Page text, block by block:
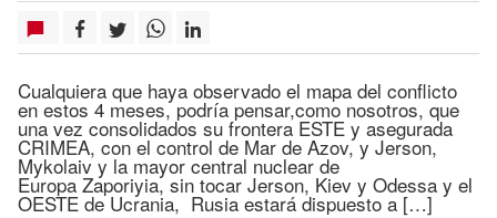
Cualquiera que haya observado el mapa del conflicto
en estos 4 meses, podría pensar,como nosotros, que
una vez consolidados su frontera ESTE y asegurada
CRIMEA, con el control de Mar de Azov, y Jerson,
Mykolaiv y la mayor central nuclear de
Europa Zaporiyia, sin tocar Jerson, Kiev y Odessa y el
OESTE de Ucrania, Rusia estará dispuesto a […]